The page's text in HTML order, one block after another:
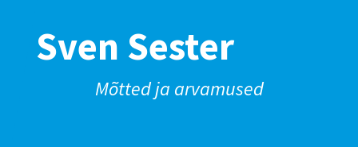
Sven Sester
Mõtted ja arvamused